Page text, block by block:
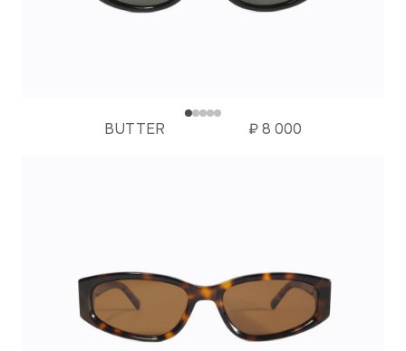
BUTTER ₽8 000